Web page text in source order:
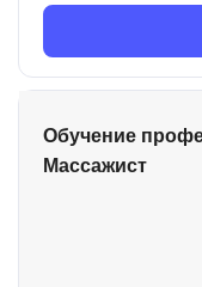
Обучение
Массажист